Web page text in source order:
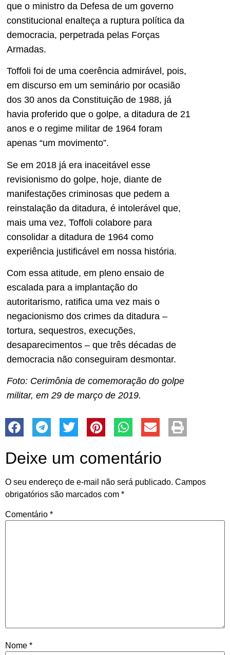
que o ministro da Defesa de um governo
constitucional enalteça a ruptura política da
democracia, perpetrada pelas Forças
Armadas.
Toffoli foi de uma coerência admirável, pois,
em discurso em um seminário por ocasião
dos 30 anos da Constituição de 1988, já
havia proferido que o golpe, a ditadura de 21
anos e o regime militar de 1964 foram
apenas “um movimento”.
Se em 2018 já era inaceitável esse
revisionismo do golpe, hoje, diante de
manifestações criminosas que pedem a
reinstalação da ditadura, é intolerável que,
mais uma vez, Toffoli colabore para
consolidar a ditadura de 1964 como
experiência justificável em nossa história.
Com essa atitude, em pleno ensaio de
escalada para a implantação do
autoritarismo, ratifica uma vez mais o
negacionismo dos crimes da ditadura –
tortura, sequestros, execuções,
desaparecimentos – que três décadas de
democracia não conseguiram desmontar.
Foto: Cerimônia de comemoração do golpe
militar, em 29 de março de 2019.
Deixe um comentário
O seu endereço de e-mail não será publicado. Campos
obrigatórios são marcados com *
Comentário *
Nome *